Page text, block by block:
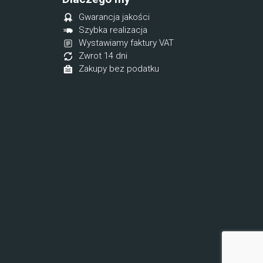
Gwarancja jakości
Szybka realizacja
Wystawiamy faktury VAT
Zwrot 14 dni
Zakupy bez podatku